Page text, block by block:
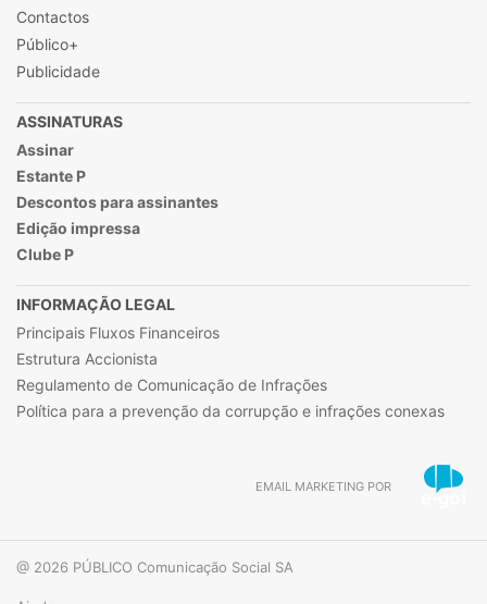
Contactos
Público+
Publicidade
ASSINATURAS
Assinar
Estante P
Descontos para assinantes
Edição impressa
Clube P
INFORMAÇÃO LEGAL
Principais Fluxos Financeiros
Estrutura Accionista
Regulamento de Comunicação de Infrações
Política para a prevenção da corrupção e infrações conexas
EMAIL MARKETING POR
@ 2026 PÚBLICO Comunicação Social SA